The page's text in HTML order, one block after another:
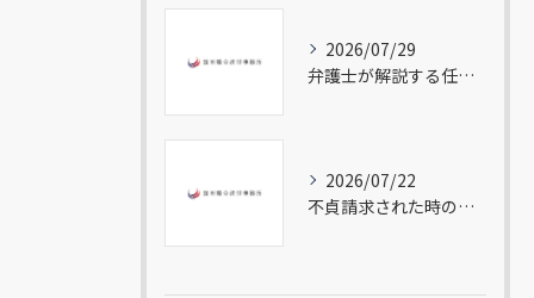
2026/07/29
弁護士が解説する任意整理の流れ
2026/07/22
不貞請求された時の無料相談の重要性